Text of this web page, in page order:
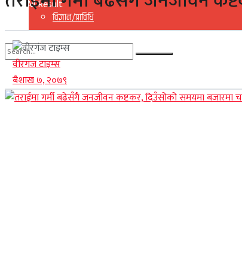
विज्ञान/प्राविधि
No Result
View All Result
View All Result
वीरगंज टाइम्स
बैशाख ७, २०७९